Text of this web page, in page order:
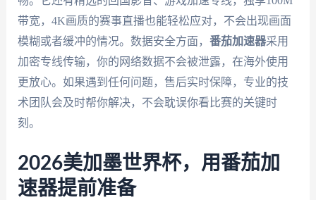
带宽，4K画质的赛事直播也能轻松应对，不会出现画面
模糊或者缓冲的情况。数据安全方面， 番茄加速器采用
加密专线传输，你的网络数据不会被泄露，在海外使用
更放心。如果遇到任何问题，售后实时保障，专业的技
术团队会及时帮你解决，不会耽误你看比赛的关键时
刻。
2026美加墨世界杯，用番茄加
速器提前准备